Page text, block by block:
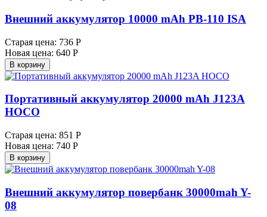
Внешний аккумулятор 10000 mAh PB-110 ISA
Старая цена: 736 Р
Новая цена: 640 Р
В корзину
Портативный аккумулятор 20000 mAh J123A
HOCO
Старая цена: 851 Р
Новая цена: 740 Р
В корзину
Внешний аккумулятор повербанк 30000mah Y-
08